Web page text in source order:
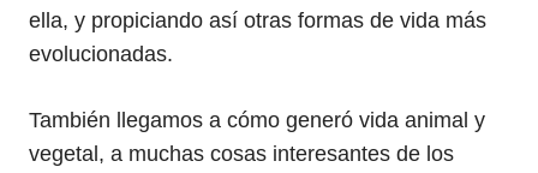
ella, y propiciando así otras formas de vida más
evolucionadas.
También llegamos a cómo generó vida animal y
vegetal, a muchas cosas interesantes de los